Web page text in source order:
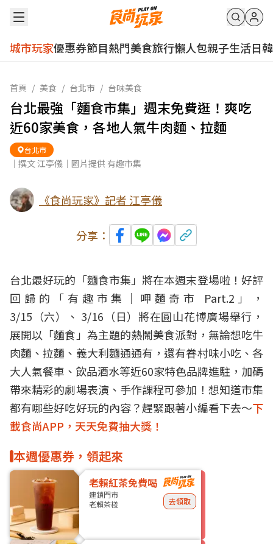
城市玩家優惠券節目熱門美食旅行懶人包親子生活日韓
首頁 / 美食 / 台北市 / 台味美食
台北最強「麵食市集」週末免費逛！爽吃
近60家美食，各地人氣牛肉麵、拉麵
台北市
｜撰文 江亭儀｜圖片提供 有趣市集
《食尚玩家》記者 江亭儀
分享：
台北最好玩的「麵食市集」將在本週末登場啦！好評
回歸的「有趣市集｜呷麵奇市 Part.2」，
3/15（六）、 3/16（日）將在圓山花博廣場舉行，
展開以「麵食」為主題的熱鬧美食派對，無論想吃牛
肉麵、拉麵、義大利麵通通有，還有眷村味小吃、各
大人氣餐車、飲品酒水等近60家特色品牌進駐，加碼
帶來精彩的劇場表演、手作課程可參加！想知道市集
都有哪些好吃好玩的內容？趕緊跟著小編看下去～下
載食尚APP，天天免費抽大獎！
本週優惠券，領起來
老賴紅茶免費喝
連鎖門市
老賴茶棧
去領取